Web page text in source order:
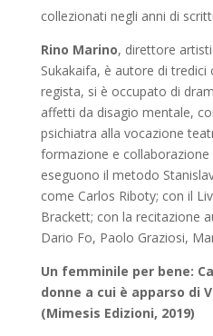
collezionati negli anni di
Rino Marino, direttore
Sukakaifa, è autore di
regista, si è occupato di
affetti da disagio mentale,
psichiatra alla vocazione
formazione e
eseguono il metodo
come Carlos Riboty; con il
Brackett; con la recitazione
Dario Fo, Paolo Graziosi,
Un femminile per bene:
donne a cui è apparso di
(Mimesis Edizioni, 2019)